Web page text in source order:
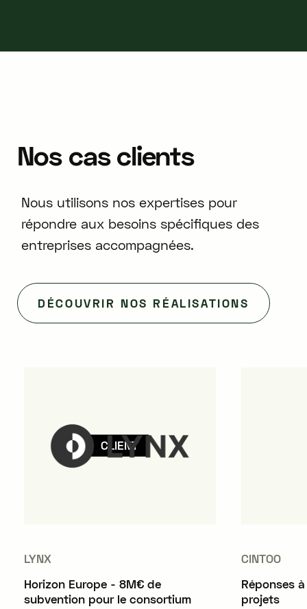
Nos cas clients
Nous utilisons nos expertises pour
répondre aux besoins spécifiques des
entreprises accompagnées.
DÉCOUVRIR NOS RÉALISATIONS
CLIENT
LYNX
Horizon Europe - 8M€ de
subvention pour le consortium
CINTOO
Réponses
projets